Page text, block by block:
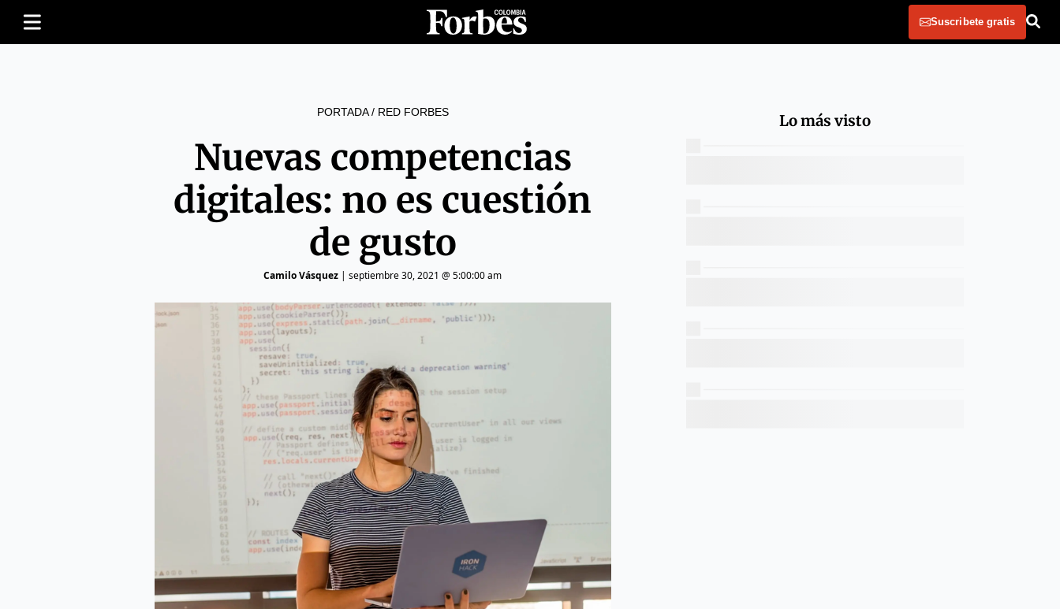
Suscribete gratis
PORTADA/ RED FORBES
Nuevas competencias
digitales: no es cuestión
de gusto
Camilo Vásquez | septiembre 30, 2021 @ 5:00:00 am
Lo más visto